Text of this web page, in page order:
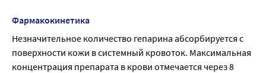
Фармакокинетика
Незначительное количество гепарина абсорбируется с
поверхности кожи в системный кровоток. Максимальная
концентрация препарата в крови отмечается через 8